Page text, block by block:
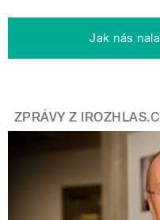
Jak nás
ZPRÁVY Z